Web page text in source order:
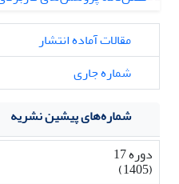
مقالات آماده انتشار
شماره جاری
شماره‌های پیشین نشریه
دوره 17
(1405)